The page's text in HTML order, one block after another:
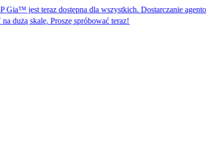
dostępna dla wszystkich. Dostarczanie agentowej
Proszę spróbować teraz!​​